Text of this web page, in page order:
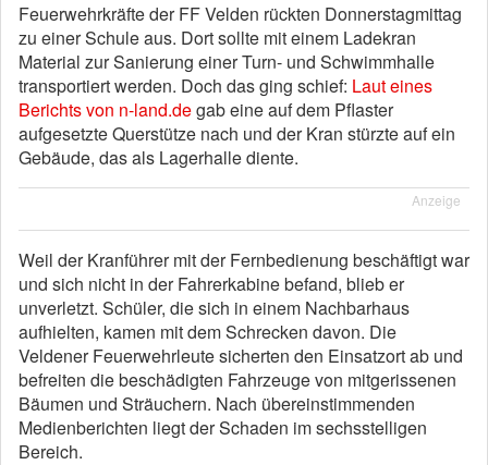
Feuerwehrkräfte der FF Velden rückten Donnerstagmittag
zu einer Schule aus. Dort sollte mit einem Ladekran
Material zur Sanierung einer Turn- und Schwimmhalle
transportiert werden. Doch das ging schief: Laut eines
Berichts von n-land.degab eine auf dem Pflaster
aufgesetzte Querstütze nach und der Kran stürzte auf ein
Gebäude, das als Lagerhalle diente.
Anzeige
Weil der Kranführer mit der Fernbedienung beschäftigt war
und sich nicht in der Fahrerkabine befand, blieb er
unverletzt. Schüler, die sich in einem Nachbarhaus
aufhielten, kamen mit dem Schrecken davon. Die
Veldener Feuerwehrleute sicherten den Einsatzort ab und
befreiten die beschädigten Fahrzeuge von mitgerissenen
Bäumen und Sträuchern. Nach übereinstimmenden
Medienberichten liegt der Schaden im sechsstelligen
Bereich.